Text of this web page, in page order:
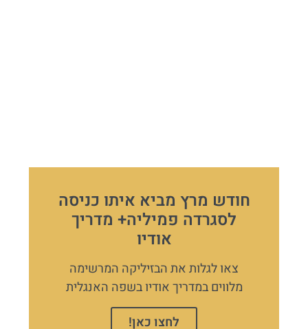
חודש מרץ מביא איתו כניסה
לסגרדה פמיליה+ מדריך
אודיו
צאו לגלות את הבזיליקה המרשימה
מלווים במדריך אודיו בשפה האנגלית
לחצו כאן!